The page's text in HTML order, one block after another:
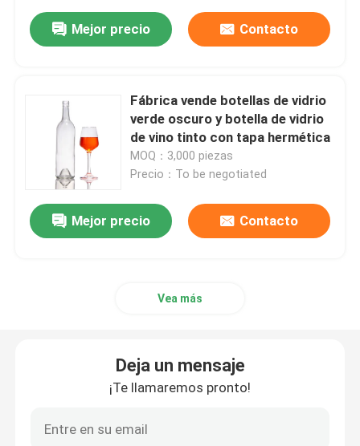
Mejor precio Contacto
Fábrica vende botellas de vidrio
verde oscuro y botella de vidrio
de vino tinto con tapa hermética
MOQ：3,000 piezas
Precio：To be negotiated
Mejor precio Contacto
Vea más
Deja un mensaje
¡Te llamaremos pronto!